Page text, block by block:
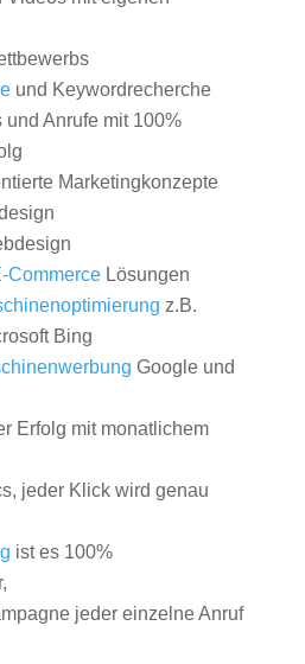
und Keywordrecherche
und Anrufe mit 100%
Marketingkonzepte
CommerceLösungen
z.B.
Bing
Google und
Erfolg mit monatlichem
jeder Klick wird genau
ist es 100%
jeder einzelne Anruf